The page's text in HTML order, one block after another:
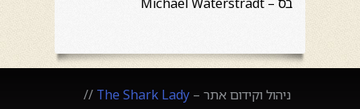
ניהול וקידום אתר – The Shark Lady
//